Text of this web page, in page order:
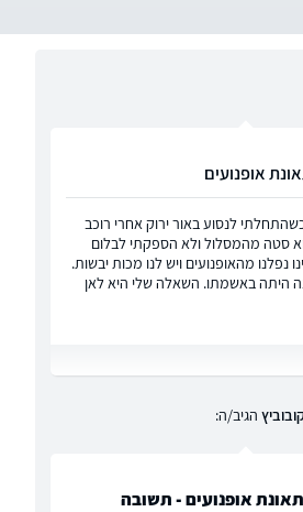
אופנועים
לנסוע באור ירוק אחרי רוכב
סטה מהמסלול ולא הספקתי לבלום
נפלנו מהאופנועים ויש לנו מכות יבשות.
היתה באשמתו. השאלה שלי היא לאן
הגיב/ה:
אופנועים - תשובה